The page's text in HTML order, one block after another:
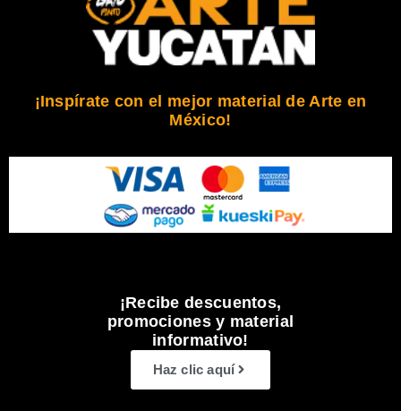
¡Inspírate con el mejor material de Arte en
México!
¡Recibe descuentos,
promociones y material
informativo!
Haz clic aquí